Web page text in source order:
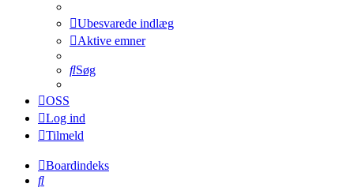
Ubesvarede indlæg
Aktive emner
Søg
OSS
Log ind
Tilmeld
Boardindeks
Søg